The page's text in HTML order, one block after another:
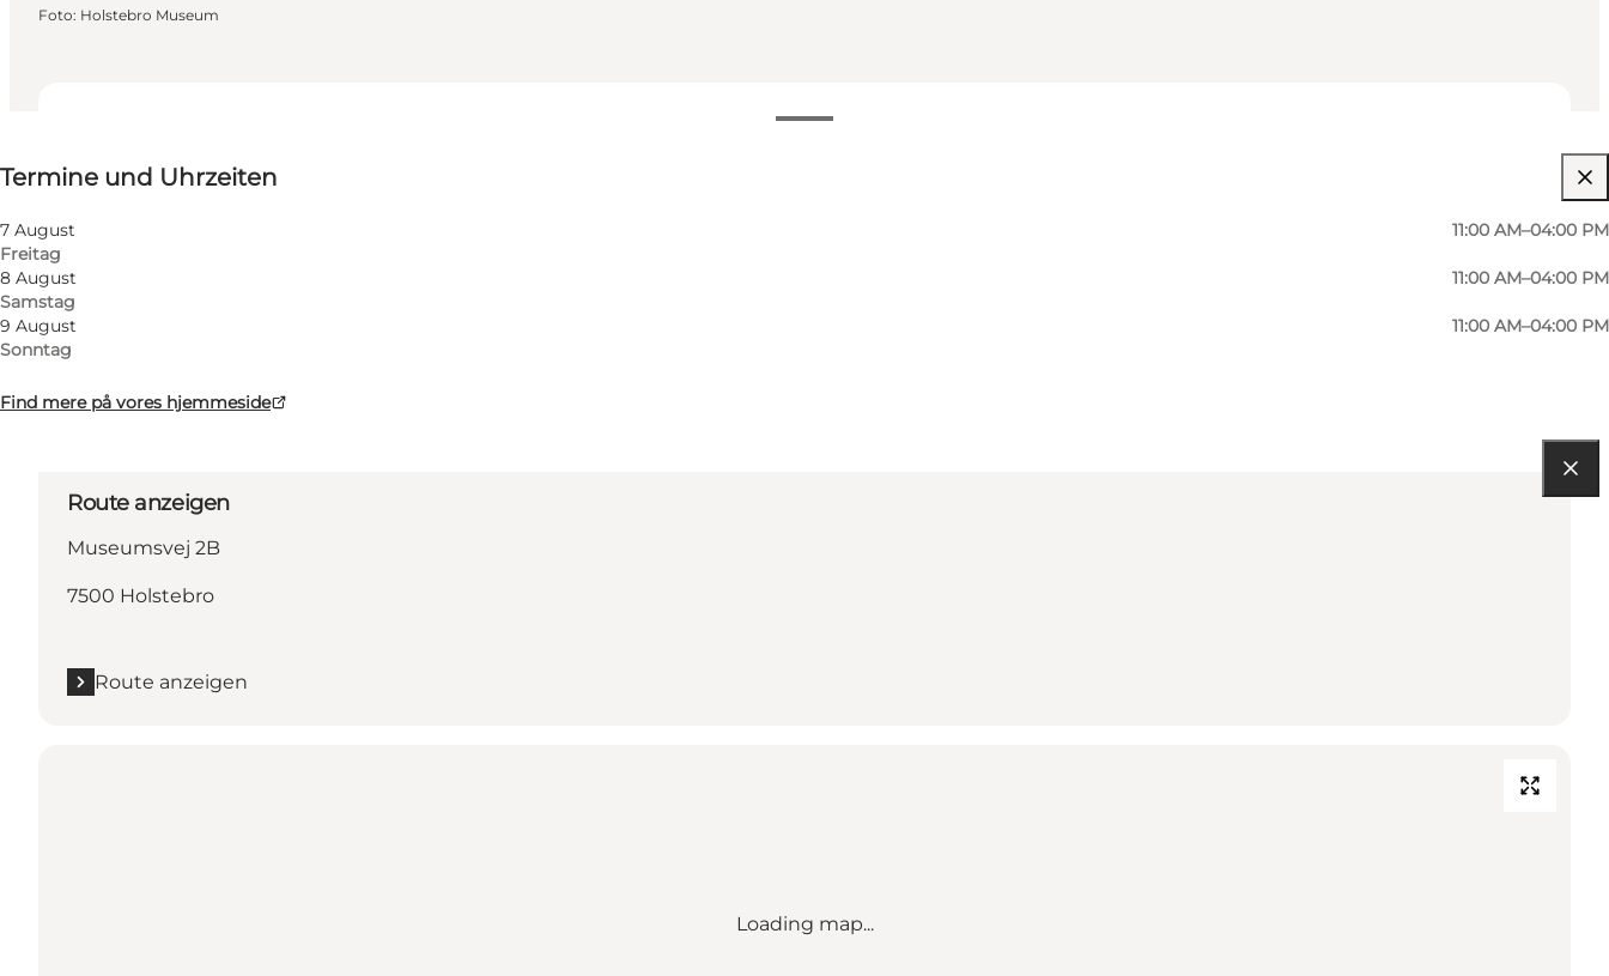
Termine und Uhrzeiten
7 August
Freitag
11:00 AM–04:00 PM
8 August
Samstag
11:00 AM–04:00 PM
9 August
Sonntag
11:00 AM–04:00 PM
Find mere på vores hjemmeside
Website besuchen
Foto: Holstebro Museum
Route anzeigen
Museumsvej 2B
7500 Holstebro
Route anzeigen
Loading map...